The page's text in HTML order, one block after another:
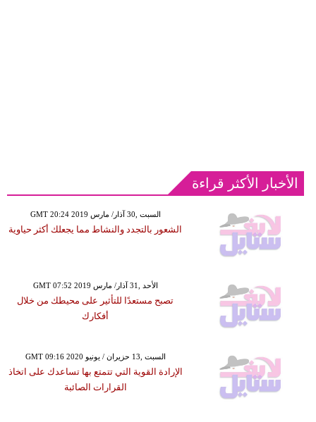
الأخبار الأكثر قراءة
GMT 20:24 2019 السبت ,30 آذار/ مارس
الشعور بالتجدد والنشاط مما يجعلك أكثر حياوية
GMT 07:52 2019 الأحد ,31 آذار/ مارس
تصبح مستعدًا للتأثير على محيطك من خلال
أفكارك
GMT 09:16 2020 السبت ,13 حزيران / يونيو
الإرادة القوية التي تتمتع بها تساعدك على اتخاذ
القرارات الصائبة